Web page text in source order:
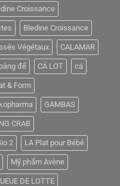
Croissance
Bledine Croissance
Végétaux CALAMAR
đế CÁ LOT cá
& Form
GAMBAS
CRAB
2 LA Plat pour Bébé
Mỹ phẩm Avène
DE LOTTE